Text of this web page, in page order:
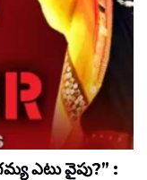
ఎటు వైపు?” :